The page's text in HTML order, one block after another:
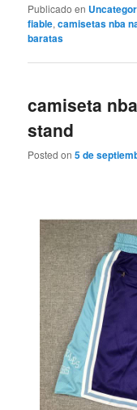
Publicado en
fiable,camisetas nba
baratas
camiseta
stand
Posted on5 de